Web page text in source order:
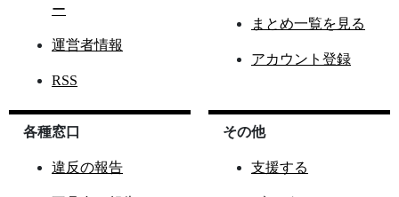
ー
運営者情報
RSS
まとめ一覧を見る
アカウント登録
各種窓口
違反の報告
その他
支援する